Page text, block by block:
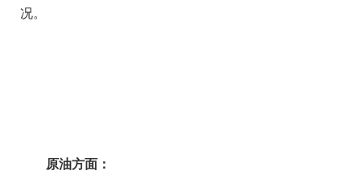
况。
原油方面：